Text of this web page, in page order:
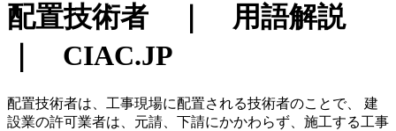
配置技術者 ｜ 用語解説
｜ CIAC.JP
配置技術者は、工事現場に配置される技術者のことで、 建
設業の許可業者は、元請、下請にかかわらず、施工する工事